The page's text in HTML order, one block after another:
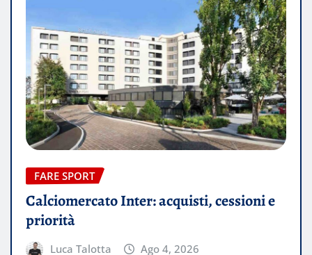
FARE SPORT
Calciomercato Inter: acquisti, cessioni e
priorità
Luca Talotta Ago 4, 2026